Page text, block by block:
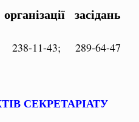
засідань
238-11-43; 289-64-47
СЕКРЕТАРІАТУ